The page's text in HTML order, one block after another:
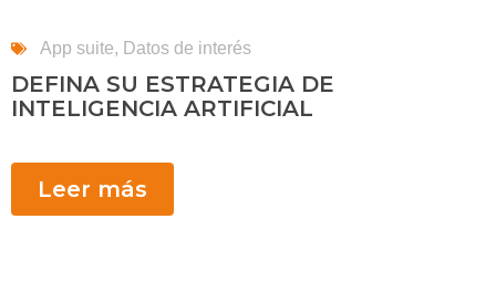
App suite, Datos de interés
DEFINA SU ESTRATEGIA DE
INTELIGENCIA ARTIFICIAL
Leer más